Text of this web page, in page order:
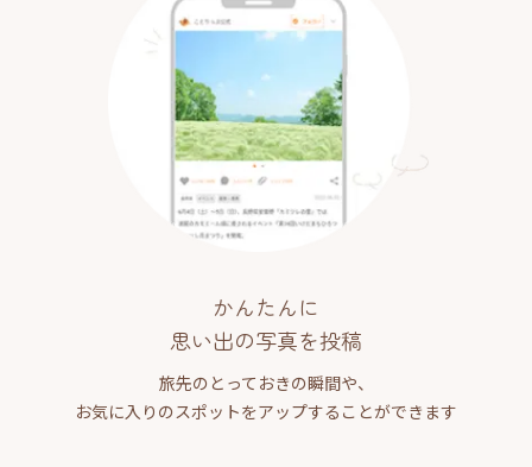
かんたんに
思い出の写真を投稿
旅先のとっておきの瞬間や、
お気に入りのスポットをアップすることができます